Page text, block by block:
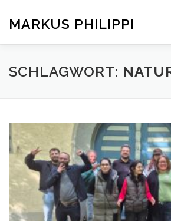
springen
MARKUS PHILIPPI
KONTAKT AKTUELLES
SCHLAGWORT: